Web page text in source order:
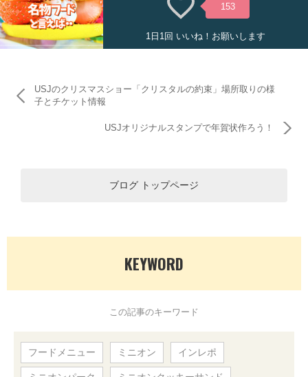
153
1日1回 いいね！お願いします
USJのクリスマスショー「クリスタルの約束」場所取りの様
子とチケット情報
USJオリジナルスタンプで年賀状作ろう！
ブログ トップページ
KEYWORD
この記事のキーワード
フードメニュー ミニオン インレポ